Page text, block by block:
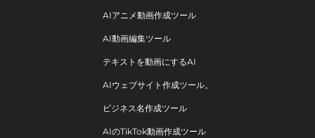
AIアニメ動画作成ツール
AI動画編集ツール
テキストを動画にするAI
AIウェブサイト作成ツール。
ビジネス名作成ツール
AIのTikTok動画作成ツール